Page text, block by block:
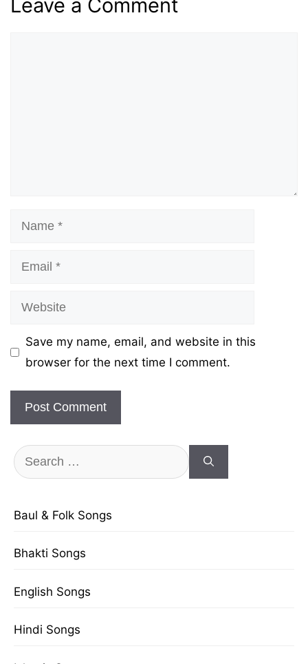
Leave a Comment
Name
Email
Website
Save my name, email, and website in this
browser for the next time I comment.
Search
for:
Baul & Folk Songs
Bhakti Songs
English Songs
Hindi Songs